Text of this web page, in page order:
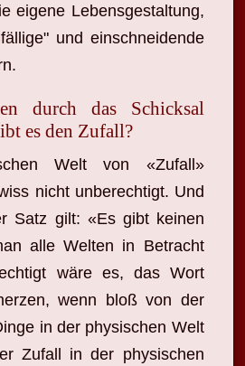
eigene Lebensgestaltung,
und einschneidende
durch das Schicksal
es den Zufall?
Welt von «Zufall»
nicht unberechtigt. Und
Satz gilt: «Es gibt keinen
alle Welten in Betracht
wäre es, das Wort
wenn bloß von der
in der physischen Welt
Zufall in der physischen